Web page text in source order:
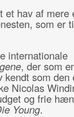
et hav af mere
som er
internationale
, der som
kendt som den
Nicolas
og frie
Young.